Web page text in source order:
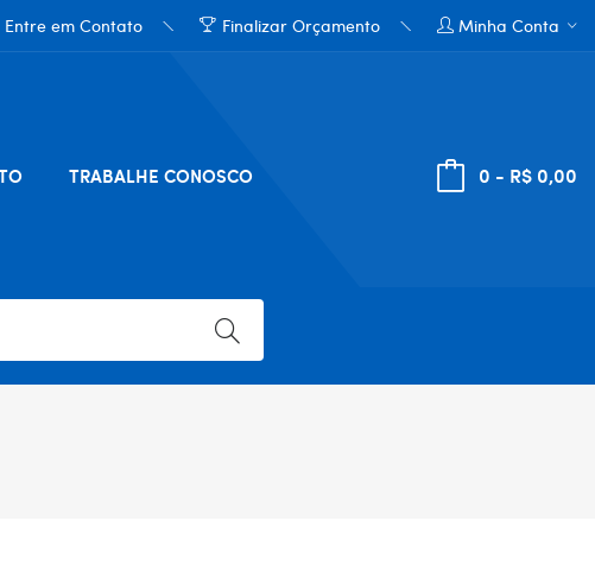
Entre em Contato Finalizar Orçamento Minha Conta
TRABALHE CONOSCO 0 - R$ 0,00